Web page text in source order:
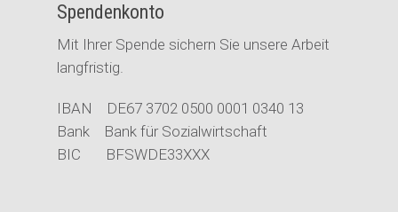
Spendenkonto
Mit Ihrer Spende sichern Sie unsere Arbeit
langfristig.
IBAN DE67 3702 0500 0001 0340 13
Bank Bank für Sozialwirtschaft
BIC BFSWDE33XXX